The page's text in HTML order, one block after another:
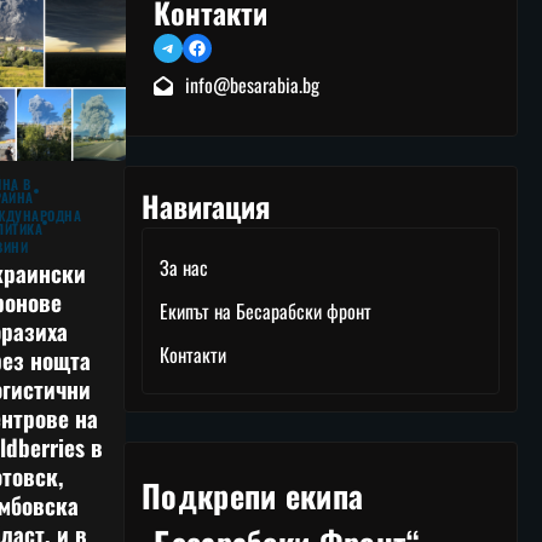
В
нощта
на
в
и в
Контакти
TelegramFacebook
info@besarabia.bg
Навигация
За нас
Екипът на Бесарабски фронт
Контакти
Подкрепи екипа